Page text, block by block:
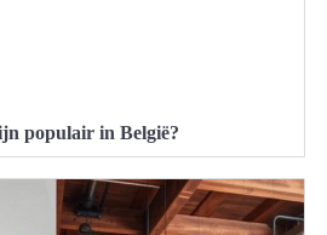
populair in België?